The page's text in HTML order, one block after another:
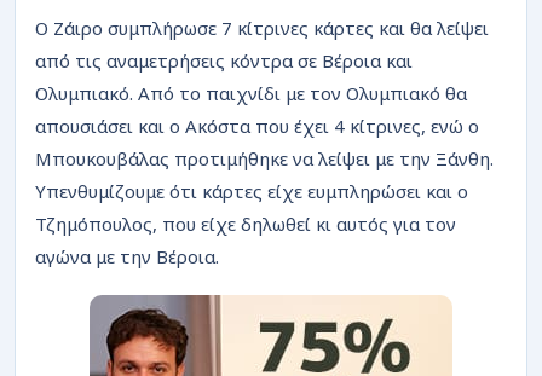
Ο Ζάιρο συμπλήρωσε 7 κίτρινες κάρτες και θα λείψει
από τις αναμετρήσεις κόντρα σε Βέροια και
Ολυμπιακό. Από το παιχνίδι με τον Ολυμπιακό θα
απουσιάσει και ο Ακόστα που έχει 4 κίτρινες, ενώ ο
Μπουκουβάλας προτιμήθηκε να λείψει με την Ξάνθη.
Υπενθυμίζουμε ότι κάρτες είχε ευμπληρώσει και ο
Τζημόπουλος, που είχε δηλωθεί κι αυτός για τον
αγώνα με την Βέροια.